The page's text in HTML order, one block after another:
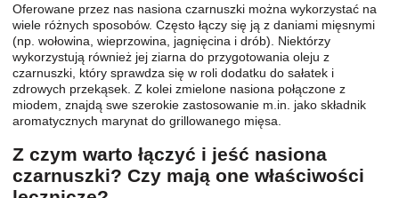
Oferowane przez nas nasiona czarnuszki można wykorzystać na
wiele różnych sposobów. Często łączy się ją z daniami mięsnymi
(np. wołowina, wieprzowina, jagnięcina i drób). Niektórzy
wykorzystują również jej ziarna do przygotowania oleju z
czarnuszki, który sprawdza się w roli dodatku do sałatek i
zdrowych przekąsek. Z kolei zmielone nasiona połączone z
miodem, znajdą swe szerokie zastosowanie m.in. jako składnik
aromatycznych marynat do grillowanego mięsa.
Z czym warto łączyć i jeść nasiona
czarnuszki? Czy mają one właściwości